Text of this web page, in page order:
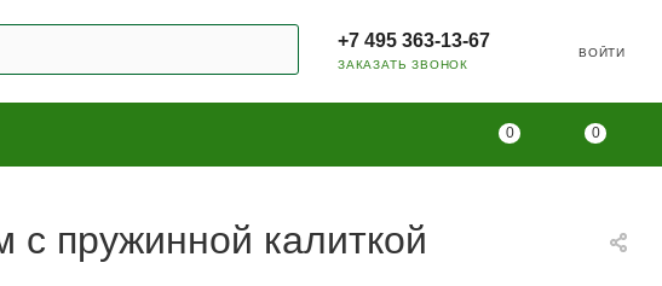
+7 495 363-13-67
ЗАКАЗАТЬ ЗВОНОК
ВОЙТИ
0 0
с пружинной калиткой